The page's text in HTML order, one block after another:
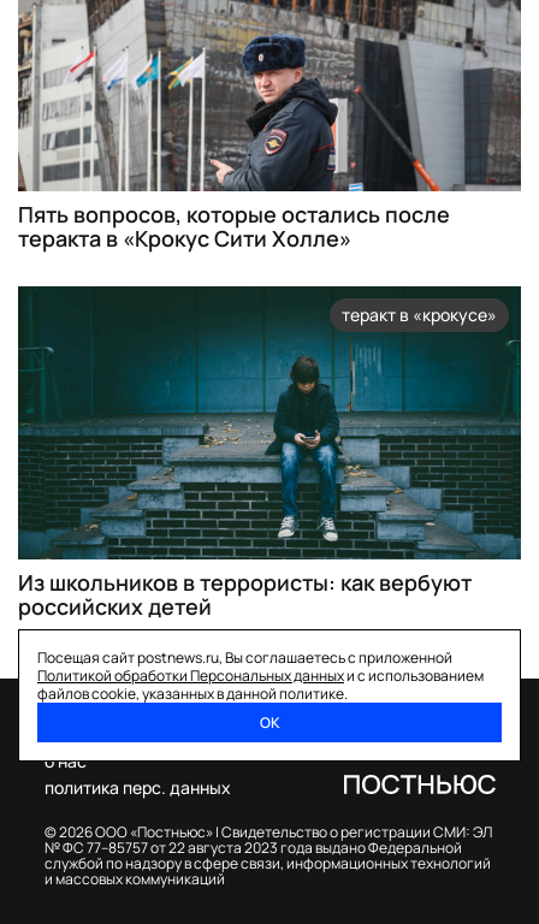
Пять вопросов, которые остались после
теракта в «Крокус Сити Холле»
теракт в «крокусе»
Из школьников в террористы: как вербуют
российских детей
Посещая сайт postnews.ru, Вы соглашаетесь с приложенной
Политикой обработки Персональных данныхи с использованием
файлов cookie, указанных в данной политике.
ОК
© 2026 ООО «Постньюс» |Свидетельство о регистрации СМИ: ЭЛ
№ ФС 77–85757 от 22 августа 2023 года выдано Федеральной
службой по надзору в сфере связи, информационных технологий
и массовых коммуникаций
о нас
политика перс. данных